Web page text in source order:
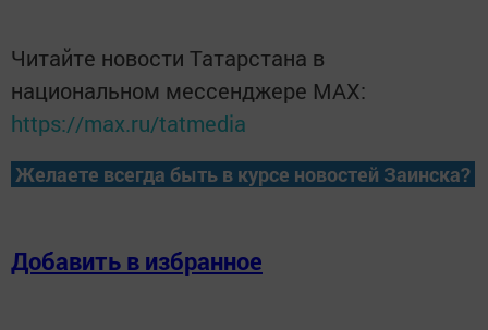
Читайте новости Татарстана в
национальном мессенджере MАХ:
https://max.ru/tatmedia
Желаете всегда быть в курсе новостей Заинска?
Добавить в избранное